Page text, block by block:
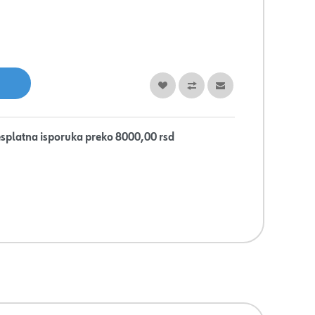
isporuka preko 8000,00 rsd